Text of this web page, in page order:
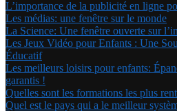
L’importance de la publicité en ligne
Les médias: une fenêtre sur le monde
La Science: Une fenêtre ouverte sur
Les Jeux Vidéo pour Enfants : Une
Éducatif
Les meilleurs loisirs pour enfants:
garantis !
Quelles sont les formations les plus
Quel est le pays qui a le meilleur